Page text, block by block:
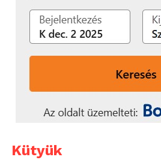
Kütyük